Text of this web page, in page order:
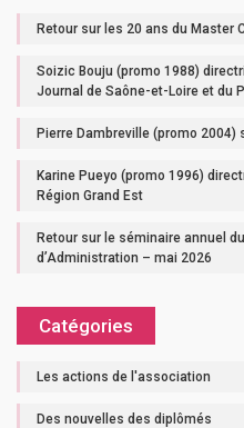
Retour sur les 20 ans du Master
Soizic Bouju (promo 1988)
Journal de Saône-et-Loire et du
Pierre Dambreville (promo
Karine Pueyo (promo 1996)
Région Grand Est
Retour sur le séminaire annuel
d’Administration – mai 2026
Catégories
Les actions de l'association
Des nouvelles des diplômés